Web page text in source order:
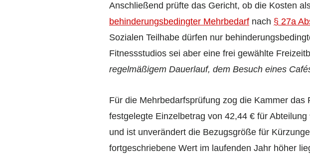
Anschließend prüfte das Gericht, ob die Kosten
behinderungs­bedingter Mehrbedarf nach § 27a
Sozialen Teilhabe dürfen nur
Fitnessstudios sei aber eine frei gewählte
regelmäßigem Dauerlauf, dem Besuch eines
Für die Mehrbedarfs­prüfung zog die Kammer
festgelegte Einzelbetrag von 42,44 € für
und ist unverändert die Bezugs­größe für
fortgeschriebene Wert im laufenden Jahr höher